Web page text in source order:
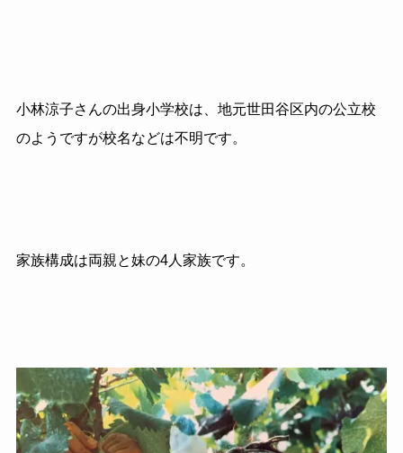
小林涼子さんの出身小学校は、地元世田谷区内の公立校
のようですが校名などは不明です。
家族構成は両親と妹の4人家族です。